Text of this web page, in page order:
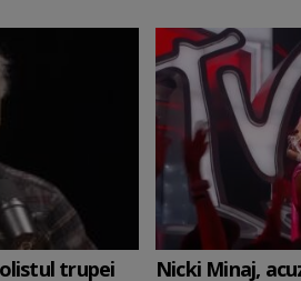
trupei
Nicki Minaj,